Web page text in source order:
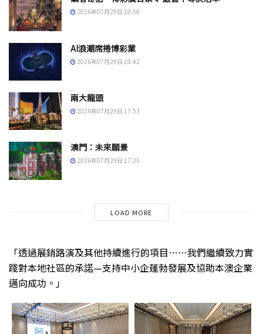
2026年07月29日 18:58
AI浪潮席捲博彩業
2026年07月29日 18:42
兩大龍頭
2026年07月29日 17:53
澳門：未來願景
2026年07月29日 17:25
LOAD MORE
「透過展銷路演及其他持續進行的項目……我們繼續致力實
踐對本地社區的承諾—支持中小企蓬勃發展及協助本澳企業
邁向成功。」